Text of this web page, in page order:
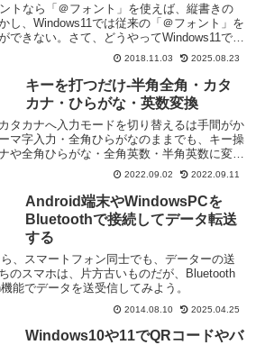
トなら「＠フォント」を使えば、縦書きの
し、Windows11では従来の「＠フォント」を
できない。さて、どうやってWindows11で縦
2018.11.03 2025.08.23
キーを打つだけ-半角全角・カタ
カナ・ひらがな・英数変換
タカナへ入力モードを切り替えるは手間がか
マ字入力・全角ひらがなのままでも、キー操
や全角ひらがな・全角英数・半角英数に変換
ると作業速度が大幅に早くなるよ。
2022.09.02 2022.09.11
Android端末やWindowsPCを
Bluetoothで接続してデータ転送
する
、スマートフォン同士でも、データーの送
のスマホは、片方古いものだが、Bluetooth
能でデータを送受信してみよう。
2014.08.10 2025.04.25
Windows10や11でQRコードやバ